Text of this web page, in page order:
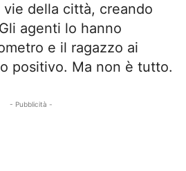
della città, creando
agenti lo hanno
e il ragazzo ai
positivo. Ma non è tutto.
- Pubblicità -